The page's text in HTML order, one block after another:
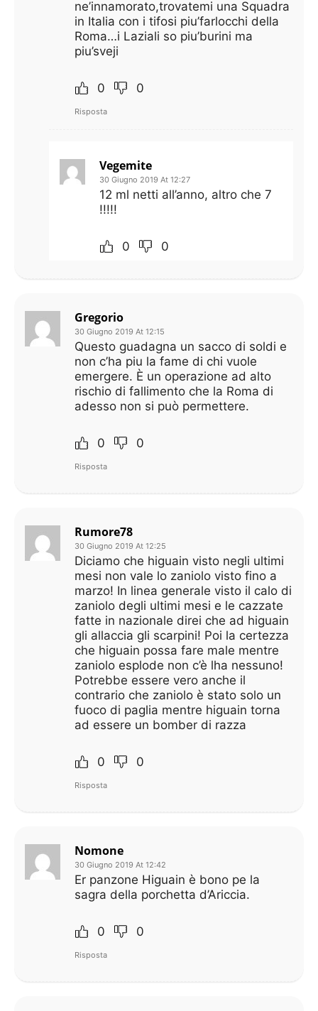
ne’innamorato,trovatemi una Squadra
in Italia con i tifosi piu’farlocchi della
Roma…i Laziali so piu’burini ma
piu’sveji
0 0
Risposta
Vegemite
30 Giugno 2019 At 12:27
12 ml netti all’anno, altro che 7
!!!!!
0 0
Gregorio
30 Giugno 2019 At 12:15
Questo guadagna un sacco di soldi e
non c’ha piu la fame di chi vuole
emergere. È un operazione ad alto
rischio di fallimento che la Roma di
adesso non si può permettere.
0 0
Risposta
Rumore78
30 Giugno 2019 At 12:25
Diciamo che higuain visto negli ultimi
mesi non vale lo zaniolo visto fino a
marzo! In linea generale visto il calo di
zaniolo degli ultimi mesi e le cazzate
fatte in nazionale direi che ad higuain
gli allaccia gli scarpini! Poi la certezza
che higuain possa fare male mentre
zaniolo esplode non c’è lha nessuno!
Potrebbe essere vero anche il
contrario che zaniolo è stato solo un
fuoco di paglia mentre higuain torna
ad essere un bomber di razza
0 0
Risposta
Nomone
30 Giugno 2019 At 12:42
Er panzone Higuain è bono pe la
sagra della porchetta d’Ariccia.
0 0
Risposta